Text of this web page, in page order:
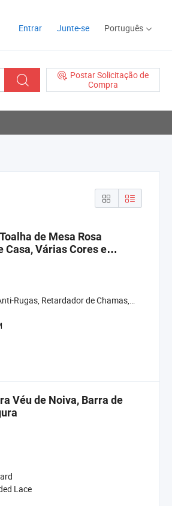
Entrar Junte-se Português
Postar Solicitação de
Compra
de Mesa Rosa
Casa, Várias Cores e
Rugas, Retardador de Chamas, Impermeável
Véu de Noiva, Barra de
Lace